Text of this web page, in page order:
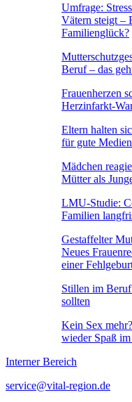
Umfrage:
Vätern steigt –
Familienglück?
Beruf – das
Frauenherzen
Herzinfarkt-
Eltern halten
für gute
Mädchen
Mütter als
LMU-Studie:
Familien
Gestaffelter
Neues
einer
Stillen im
sollten
Kein Sex
wieder Spaß
Interner Bereich
service@vital-region.de